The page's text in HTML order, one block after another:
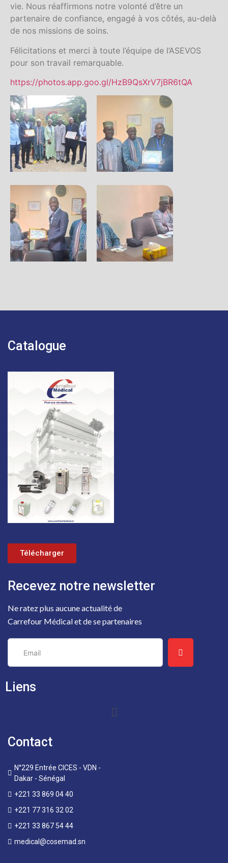
vie. Nous réaffirmons notre volonté d’être un
partenaire de confiance, engagé à vos côtés, au-delà
de nos missions de soins.
Félicitations et merci à toute l’équipe de l’ASEVOS
pour son travail remarquable.
https://photos.app.goo.gl/HzB9QsXrV7jBR6tQA
Contact
N°229 Entrée CICES - VDN -
Dakar - Sénégal
+221 33 869 04 40
+221 77 316 32 02
+221 33 867 54 44
medical@cosemad.sn
Liens
Recevez notre newsletter
Ne ratez plus aucune actualité de
Carrefour Médical et de se partenaires
Catalogue
Télécharger